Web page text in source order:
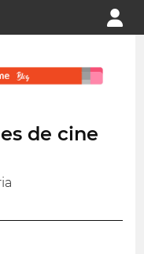
de cine